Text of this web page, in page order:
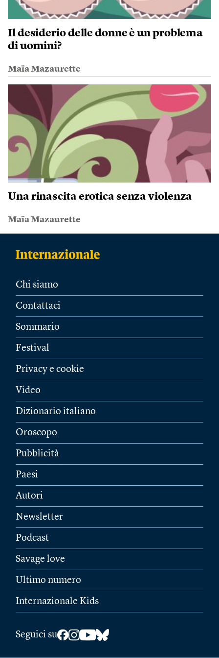
Il desiderio delle donne è un problema
di uomini?
Maïa Mazaurette
Una rinascita erotica senza violenza
Maïa Mazaurette
Chi siamo
Contattaci
Sommario
Festival
Privacy e cookie
Video
Dizionario italiano
Oroscopo
Pubblicità
Paesi
Autori
Newsletter
Podcast
Savage love
Ultimo numero
Internazionale Kids
Seguici su